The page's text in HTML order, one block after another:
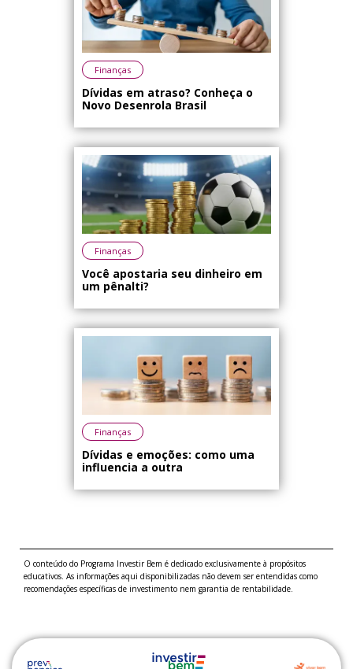
Finanças
Dívidas em atraso? Conheça o
Novo Desenrola Brasil
Finanças
Você apostaria seu dinheiro em
um pênalti?
Finanças
Dívidas e emoções: como uma
influencia a outra
O conteúdo do Programa Investir Bem é dedicado exclusivamente à propósitos
educativos. As informações aqui disponibilizadas não devem ser entendidas como
recomendações específicas de investimento nem garantia de rentabilidade.